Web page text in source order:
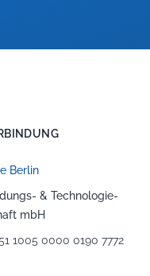
Berlin
& Technologie-
mbH
1005 0000 0190 7772